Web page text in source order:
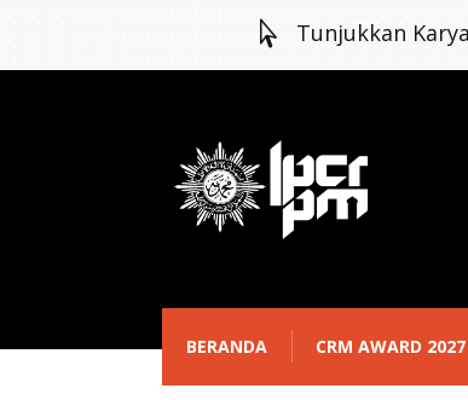
 Tunjukkan
BERANDA CRM AWARD 2027